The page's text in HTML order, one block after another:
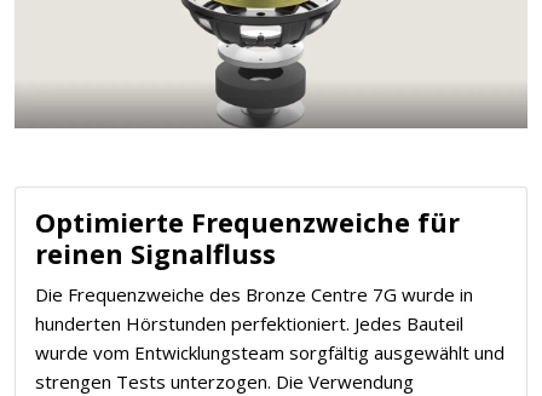
Optimierte Frequenzweiche für
reinen Signalfluss
Die Frequenzweiche des Bronze Centre 7G wurde in
hunderten Hörstunden perfektioniert. Jedes Bauteil
wurde vom Entwicklungsteam sorgfältig ausgewählt und
strengen Tests unterzogen. Die Verwendung